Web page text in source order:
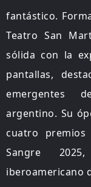
fantástico.
Teatro San
sólida con la
pantallas,
emergentes
argentino. Su
cuatro
Sangre
iberoamericano